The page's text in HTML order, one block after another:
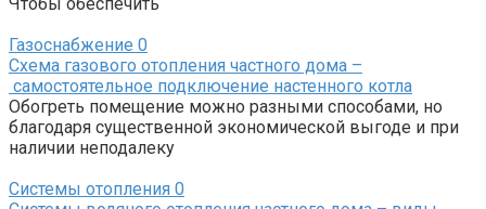
Чтобы обеспечить
Газоснабжение 0
Схема газового отопления частного дома –
самостоятельное подключение настенного котла
Обогреть помещение можно разными способами, но
благодаря существенной экономической выгоде и при
наличии неподалеку
Системы отопления 0